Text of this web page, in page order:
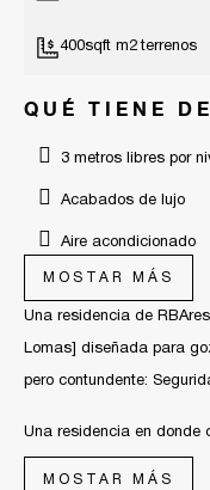
sqft m2
400
QUÉ TIENE
3 metros libres por
Acabados de lujo
Aire acondicionado
Casa inteligente
MOSTAR MÁS
Una residencia de
Lomas] diseñada para
pero contundente:
Una residencia en donde
MOSTAR MÁS